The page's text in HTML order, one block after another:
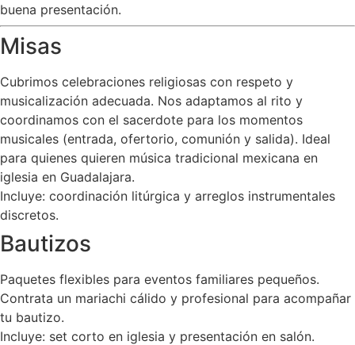
buena presentación.
Misas
Cubrimos celebraciones religiosas con respeto y
musicalización adecuada. Nos adaptamos al rito y
coordinamos con el sacerdote para los momentos
musicales (entrada, ofertorio, comunión y salida). Ideal
para quienes quieren música tradicional mexicana en
iglesia en Guadalajara.
Incluye: coordinación litúrgica y arreglos instrumentales
discretos.
Bautizos
Paquetes flexibles para eventos familiares pequeños.
Contrata un mariachi cálido y profesional para acompañar
tu bautizo.
Incluye: set corto en iglesia y presentación en salón.